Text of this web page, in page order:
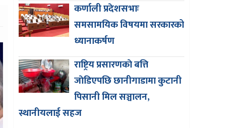
कर्णाली प्रदेशसभाः
समसामयिक विषयमा सरकारको
ध्यानाकर्षण
राष्ट्रिय प्रसारणकाे बत्ति
जाेडिएपछि छानीगाडामा कुटानी
पिसानी मिल सञ्चालन,
स्थानीयलाई सहज